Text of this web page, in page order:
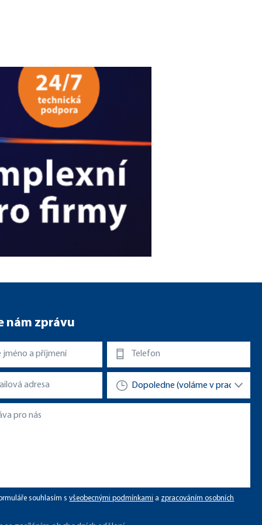
nám zprávu
souhlasím svšeobecnými podmínkami a zpracováním osobních